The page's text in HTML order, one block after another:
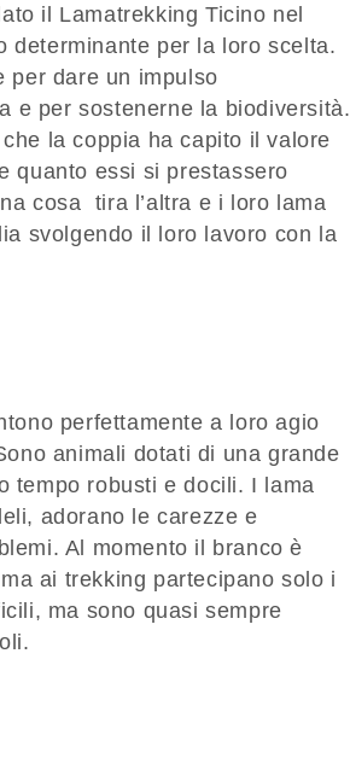
il Lamatrekking Ticino nel
determinante per la loro scelta.
per dare un impulso
e per sostenerne la biodiversità.
la coppia ha capito il valore
quanto essi si prestassero
cosa tira l’altra e i loro lama
svolgendo il loro lavoro con la
perfettamente a loro agio
animali dotati di una grande
tempo robusti e docili. I lama
adorano le carezze e
Al momento il branco è
ai trekking partecipano solo i
ma sono quasi sempre